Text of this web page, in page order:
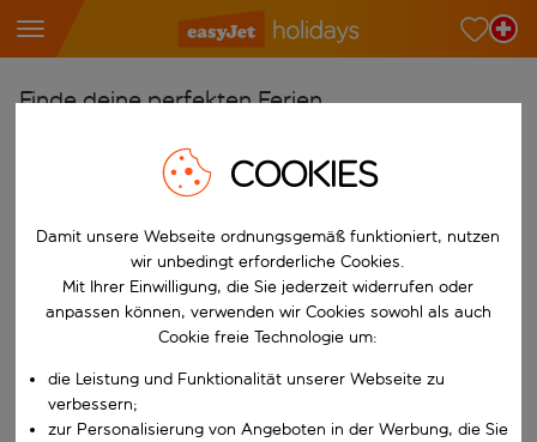
Finde deine perfekten Ferien
Beginne mit der Eingabe für die automatische
Wähle deine Flughäfen
Beginne mit der Eingabe für die automatische
Reiseziele finden
Nach
W&auml;hle ein Ab- und R&uuml;ckflugdatum aus.
Wähle deine Reisedaten
Wann
Wer
COOKIES
Damit unsere Webseite ordnungsgemäß funktioniert, nutzen
wir unbedingt erforderliche Cookies.
Mit Ihrer Einwilligung, die Sie jederzeit widerrufen oder
anpassen können, verwenden wir Cookies sowohl als auch
Cookie freie Technologie um:
die Leistung und Funktionalität unserer Webseite zu
verbessern;
zur Personalisierung von Angeboten in der Werbung, die Sie